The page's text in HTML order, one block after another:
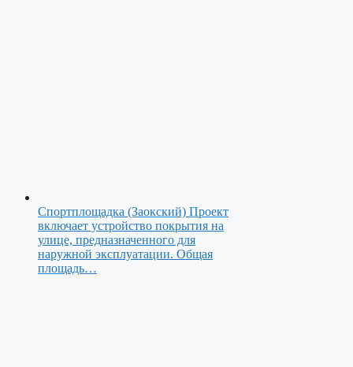
Спортплощадка (Заокский) Проект
включает устройство покрытия на
улице, предназначенного для
наружной эксплуатации. Общая
площадь…